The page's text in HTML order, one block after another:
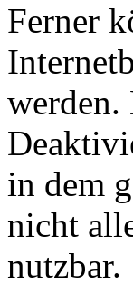
Ferner
werden.
in dem
nicht
nutzbar.